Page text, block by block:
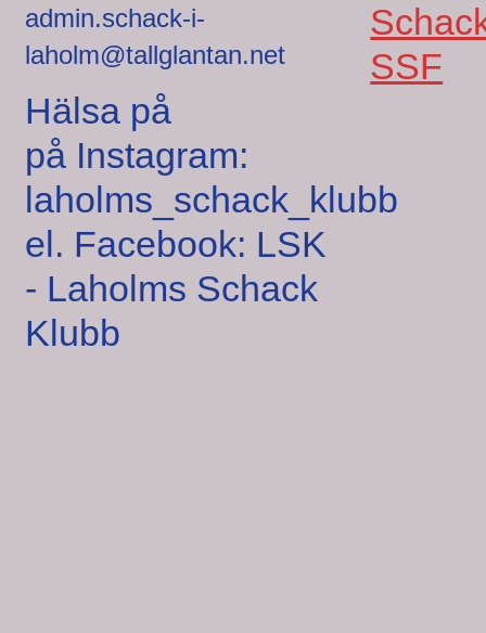
admin.schack-i-
laholm@tallglantan.net
Hälsa på
på Instagram:
laholms_schack_klubb
el. Facebook: LSK
- Laholms Schack
Klubb
SSF